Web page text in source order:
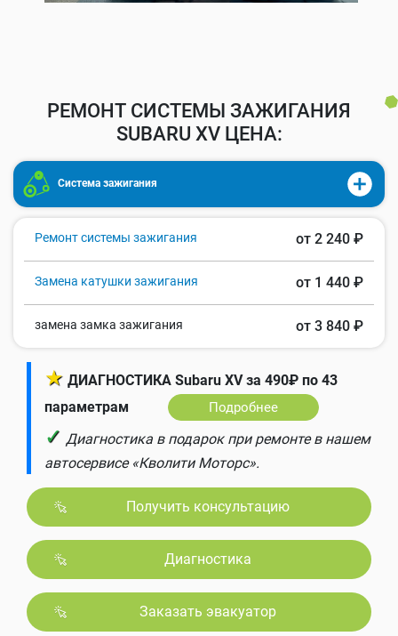
РЕМОНТ СИСТЕМЫ ЗАЖИГАНИЯ
SUBARU XV ЦЕНА:
Система зажигания
Ремонт системы зажигания от 2 240 ₽
Замена катушки зажигания от 1 440 ₽
замена замка зажигания от 3 840 ₽
★ ДИАГНОСТИКА Subaru XV за 490₽ по 43
параметрам
Подробнее
✓ Диагностика в подарок при ремонте в нашем
автосервисе «Кволити Моторс».
Получить консультацию
Диагностика
Заказать эвакуатор